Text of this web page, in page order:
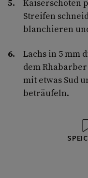
Kaiserschoten
Streifen
blanchieren
Lachs in 5 mm
dem
mit etwas Sud
beträufeln.